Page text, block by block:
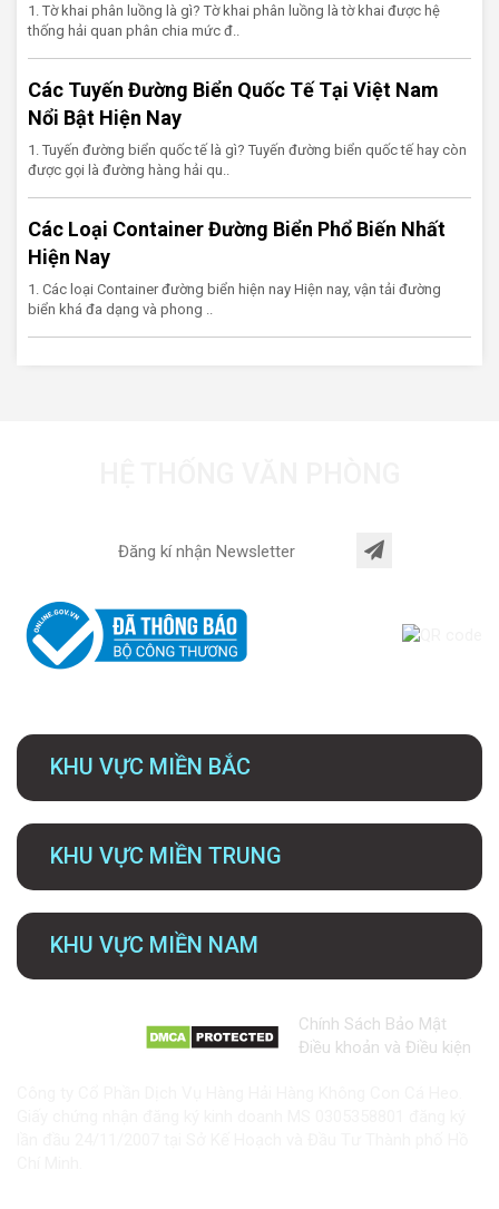
1. Tờ khai phân luồng là gì? Tờ khai phân luồng là tờ khai được hệ
thống hải quan phân chia mức đ..
Các Tuyến Đường Biển Quốc Tế Tại Việt Nam
Nổi Bật Hiện Nay
1. Tuyến đường biển quốc tế là gì? Tuyến đường biển quốc tế hay còn
được gọi là đường hàng hải qu..
Các Loại Container Đường Biển Phổ Biến Nhất
Hiện Nay
1. Các loại Container đường biển hiện nay Hiện nay, vận tải đường
biển khá đa dạng và phong ..
KHU VỰC MIỀN BẮC
KHU VỰC MIỀN TRUNG
KHU VỰC MIỀN NAM
Chính Sách Bảo Mật
Điều khoản và Điều kiện